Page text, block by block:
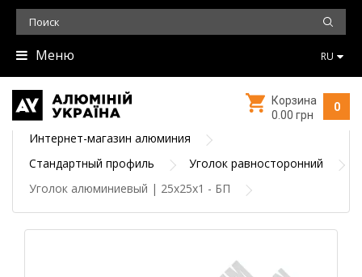
Меню RU
0
Корзина
0.00 грн
Интернет-магазин алюминия
Стандартный профиль
Уголок равносторонний
Уголок алюминиевый | 25х25х1 - БП